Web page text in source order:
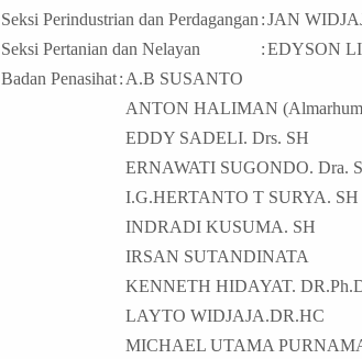
Seksi Perindustrian dan Perdagangan :JAN
Seksi Pertanian dan Nelayan
:EDYSON
Badan Penasihat: A.B SUSANTO
ANTON HALIMAN
EDDY SADELI. Drs. SH
ERNAWATI SUGONDO. Dra.
I.G.HERTANTO T SURYA. SH
INDRADI KUSUMA. SH
IRSAN SUTANDINATA
KENNETH HIDAYAT.
LAYTO WIDJAJA.DR.HC
MICHAEL UTAMA